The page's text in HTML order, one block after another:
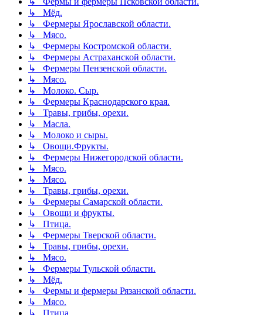
↳ Мёд.
↳ Фермеры Ярославской области.
↳ Мясо.
↳ Фермеры Костромской области.
↳ Фермеры Астраханской области.
↳ Фермеры Пензенской области.
↳ Мясо.
↳ Молоко. Сыр.
↳ Фермеры Краснодарского края.
↳ Травы, грибы, орехи.
↳ Масла.
↳ Молоко и сыры.
↳ Овощи.Фрукты.
↳ Фермеры Нижегородской области.
↳ Мясо.
↳ Мясо.
↳ Травы, грибы, орехи.
↳ Фермеры Самарской области.
↳ Овощи и фрукты.
↳ Птица.
↳ Фермеры Тверской области.
↳ Травы, грибы, орехи.
↳ Мясо.
↳ Фермеры Тульской области.
↳ Мёд.
↳ Фермы и фермеры Рязанской области.
↳ Мясо.
↳ Птица.